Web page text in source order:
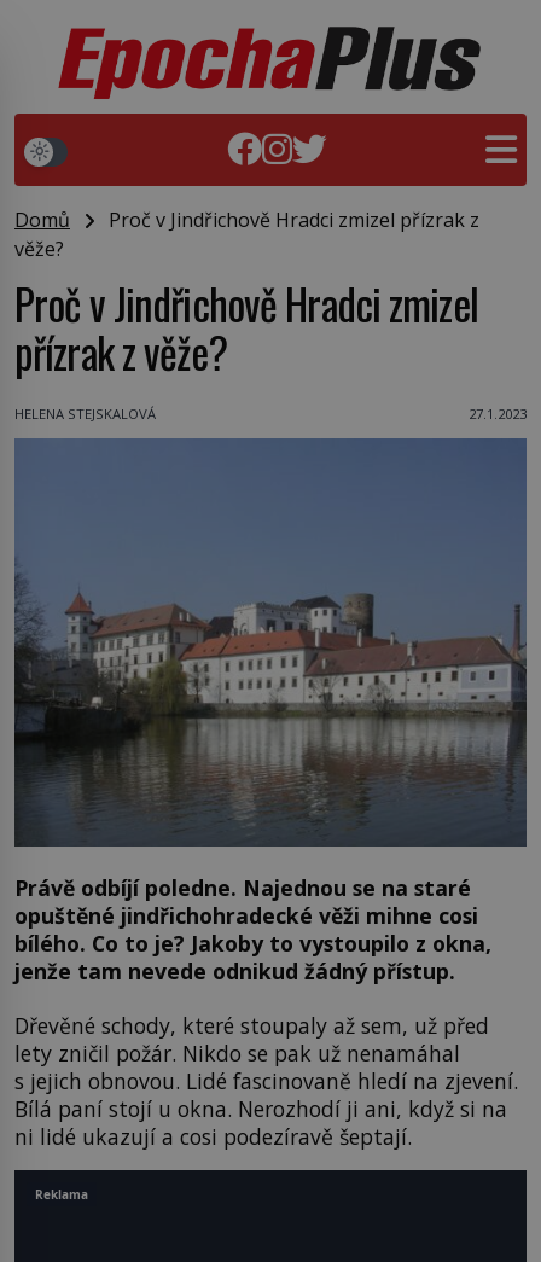
Domů
Proč v Jindřichově Hradci zmizel přízrak z
věže?
Proč v Jindřichově Hradci zmizel
přízrak z věže?
HELENA STEJSKALOVÁ 27.1.2023
Právě odbíjí poledne. Najednou se na staré
opuštěné jindřichohradecké věži mihne cosi
bílého. Co to je? Jakoby to vystoupilo z okna,
jenže tam nevede odnikud žádný přístup.
Dřevěné schody, které stoupaly až sem, už před
lety zničil požár. Nikdo se pak už nenamáhal
s jejich obnovou. Lidé fascinovaně hledí na zjevení.
Bílá paní stojí u okna. Nerozhodí ji ani, když si na
ni lidé ukazují a cosi podezíravě šeptají.
Reklama